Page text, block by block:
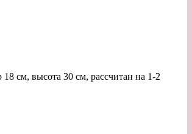
см, высота 30 см, рассчитан на 1-2